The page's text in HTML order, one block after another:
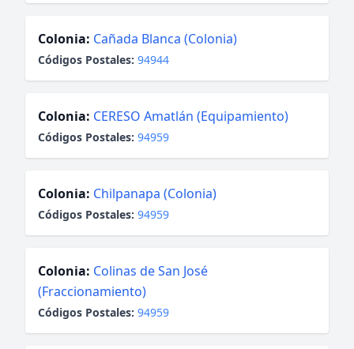
Colonia: Cañada Blanca (Colonia)
Códigos Postales: 94944
Colonia: CERESO Amatlán (Equipamiento)
Códigos Postales: 94959
Colonia: Chilpanapa (Colonia)
Códigos Postales: 94959
Colonia: Colinas de San José
(Fraccionamiento)
Códigos Postales: 94959